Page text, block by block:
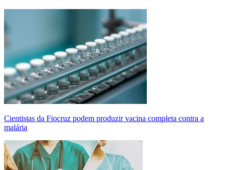
Cientistas da Fiocruz podem produzir vacina completa contra a
malária